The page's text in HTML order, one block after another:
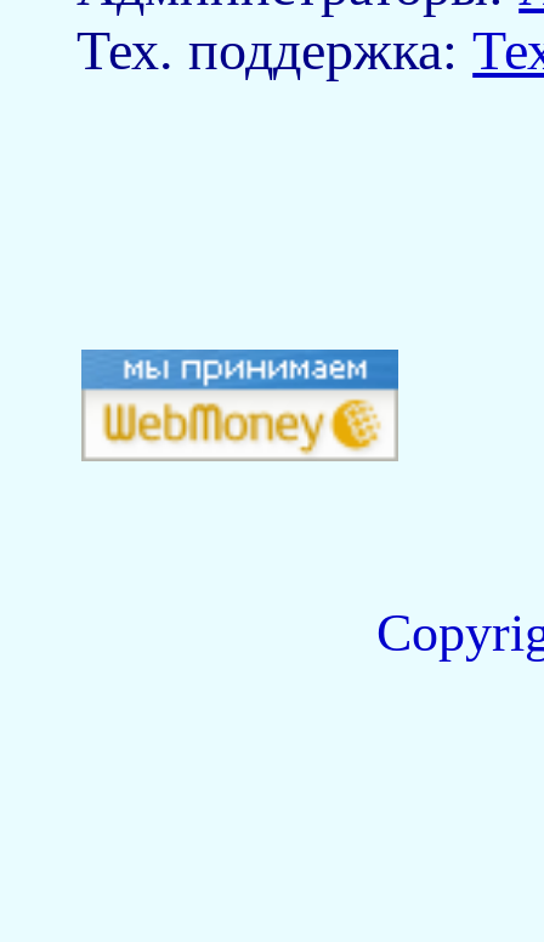
Тех. поддержка: